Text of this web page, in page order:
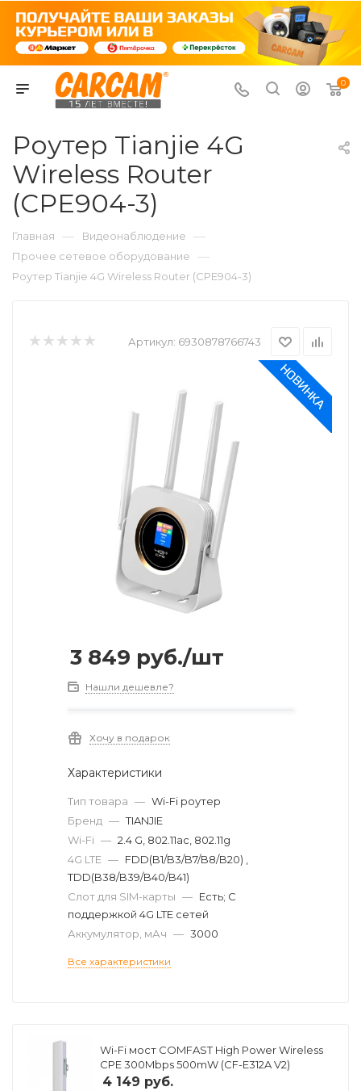
0
Роутер Tianjie 4G
Wireless Router
(CPE904-3)
Главная — Видеонаблюдение —
Прочее сетевое оборудование —
Роутер Tianjie 4G Wireless Router (CPE904-3)
Артикул: 6930878766743
3 849 руб./шт
Нашли дешевле?
Хочу в подарок
Характеристики
Тип товара — Wi-Fi роутер
Бренд — TIANJIE
Wi-Fi — 2.4 G, 802.11ac, 802.11g
4G LTE — FDD(B1/B3/B7/B8/B20) ,
TDD(B38/B39/B40/B41)
Слот для SIM-карты — Есть; С
поддержкой 4G LTE сетей
Аккумулятор, мАч — 3000
Все характеристики
Wi-Fi мост COMFAST High Power Wireless
CPE 300Mbps 500mW (CF-E312A V2)
4 149 руб.